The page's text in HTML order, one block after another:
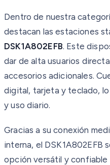
Dentro de nuestra
destacan las estaciones
DSK1A802EFB. Este
dar de alta usuarios
accesorios adicionales.
digital, tarjeta y teclado,
y uso diario.
Gracias a su conexión
interna, el DSK1A802EFB
opción versátil y confiable